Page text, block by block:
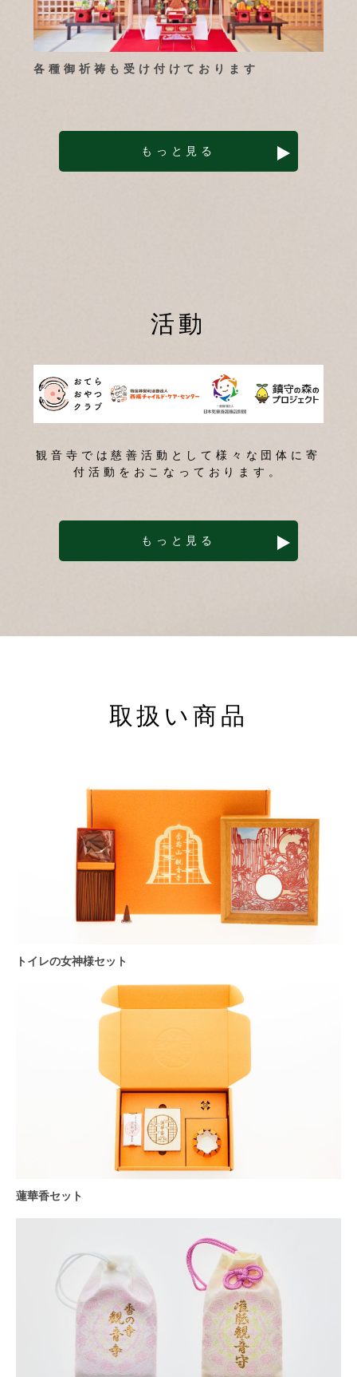
各種御祈祷も受け付けております
もっと見る
活動
観音寺では慈善活動として様々な団体に寄
付活動をおこなっております。
もっと見る
取扱い商品
トイレの女神様セット
蓮華香セット